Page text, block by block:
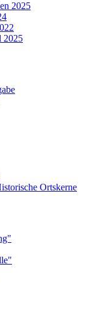
2025
2025
Ortskerne